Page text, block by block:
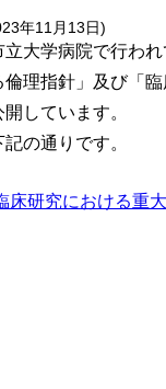
年11月13日)
立大学病院で行わ
倫理指針」及び「
しています。
の通りです。
床研究における重